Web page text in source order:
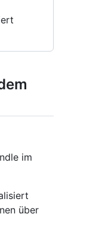
im
über